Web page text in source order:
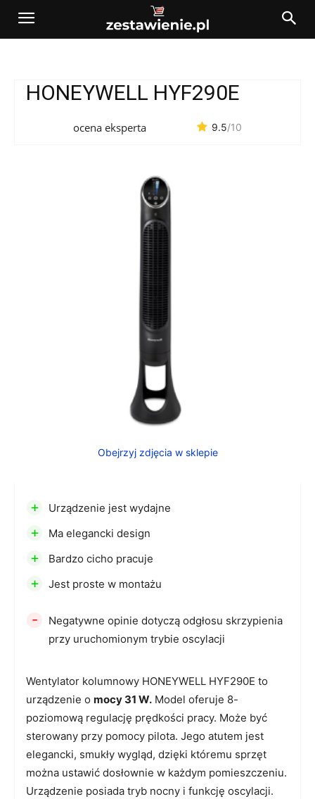
HONEYWELL HYF290E
ocena eksperta 9.5/10
Obejrzyj zdjęcia w sklepie
Wentylator kolumnowy HONEYWELL HYF290E to
urządzenie o mocy 31 W. Model oferuje 8-
poziomową regulację prędkości pracy. Może być
sterowany przy pomocy pilota. Jego atutem jest
elegancki, smukły wygląd, dzięki któremu sprzęt
można ustawić dosłownie w każdym pomieszczeniu.
Urządzenie posiada tryb nocny i funkcję oscylacji.
+ Urządzenie jest wydajne
+ Ma elegancki design
+ Bardzo cicho pracuje
+ Jest proste w montażu
-
Negatywne opinie dotyczą odgłosu skrzypienia
przy uruchomionym trybie oscylacji